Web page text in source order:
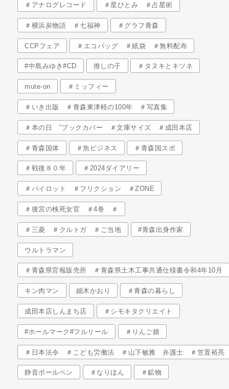
＃アナログレコード ＃星ひとみ ＃占星術
＃横浜炭物語 ＃七福神 ＃グラフ青森
CCPフェア ＃エコバッグ ＃紙袋 ＃無料配布
#中島みゆき#CD 推しの子 ＃タヌキとキツネ
mute-on ＃ミッフィー
＃いき出版 ＃青森東津軽の100年 ＃写真集
＃本の日 ”ブックカバー ＃文庫サイズ ＃成田本店
＃青森国体 ＃魚ビジネス ＃青森国スポ
＃戦後８０年 ＃2024ダイアリー
＃パイロット ＃フリクション ＃ZONE
＃後宮の検死女官 ＃4巻 ＃
＃三菱 ＃クルトガ ＃ご当地 #青森出身作家
ウルトラマン
＃青森県官報販売所 ＃青森県土木工事共通仕様書令和4年10月
キン肉マン 細木かおり ＃青森の暮らし
成田本店しんまち店 ＃シモキタクリエイト
#ホールマーク#フルリール ＃りんご娘
＃日本法令 ＃こども労働法 ＃山下敏雅 弁護士 ＃笠置裕亮
静音ボールペン ＃なりほん ＃鉱物